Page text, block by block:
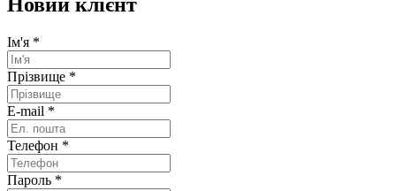
Новий клієнт
Ім'я *
Прізвище *
E-mail *
Телефон *
Пароль *